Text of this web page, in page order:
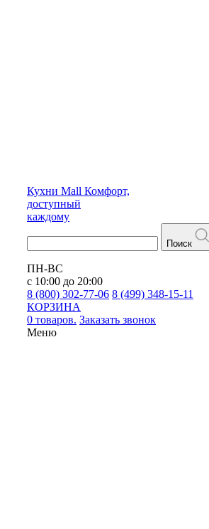
Кухни Mall Комфорт,
доступный
каждому
Поиск
ПН-ВС
с 10:00 до 20:00
8 (800) 302-77-06 8 (499) 348-15-11
КОРЗИНА
0 товаров. Заказать звонок
Меню